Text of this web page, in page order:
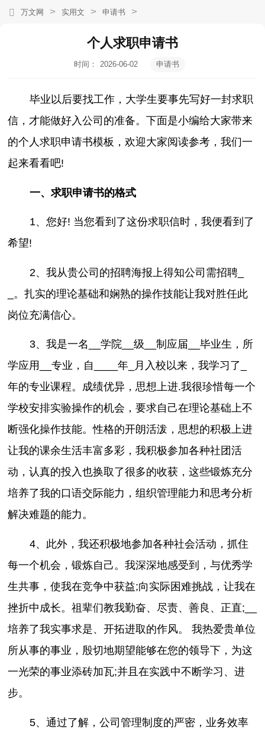
万文网 > 实用文 > 申请书 >
个人求职申请书
时间：
2026-06-02
申请书
毕业以后要找工作，大学生要事先写好一封求职
信，才能做好入公司的准备。下面是小编给大家带来
的个人求职申请书模板，欢迎大家阅读参考，我们一
起来看看吧!
一、求职申请书的格式
1、您好! 当您看到了这份求职信时，我便看到了
希望!
2、我从贵公司的招聘海报上得知公司需招聘_
_。扎实的理论基础和娴熟的操作技能让我对胜任此
岗位充满信心。
3、我是一名__学院__级__制应届__毕业生，所
学应用__专业，自____年_月入校以来，我学习了_
年的专业课程。成绩优异，思想上进.我很珍惜每一个
学校安排实验操作的机会，要求自己在理论基础上不
断强化操作技能。性格的开朗活泼，思想的积极上进
让我的课余生活丰富多彩，我积极参加各种社团活
动，认真的投入也换取了很多的收获，这些锻炼充分
培养了我的口语交际能力，组织管理能力和思考分析
解决难题的能力。
4、此外，我还积极地参加各种社会活动，抓住
每一个机会，锻炼自己。我深深地感受到，与优秀学
生共事，使我在竞争中获益;向实际困难挑战，让我在
挫折中成长。祖辈们教我勤奋、尽责、善良、正直;__
培养了我实事求是、开拓进取的作风。 我热爱贵单位
所从事的事业，殷切地期望能够在您的领导下，为这
一光荣的事业添砖加瓦;并且在实践中不断学习、进
步。
5、通过了解，公司管理制度的严密，业务效率